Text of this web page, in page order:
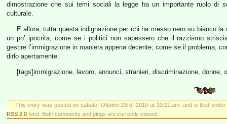
dimostrazione che sui temi sociali la legge ha un importante ruolo di
culturale.
E allora, tutta questa indignazione per chi ha messo nero su bianco
un po’ ipocrita; come se i politici non sapessero che il razzismo
gestire l’immigrazione in maniera appena decente; come se il problema,
dirlo apertamente.
[tags]immigrazione, lavoro, annunci, stranieri, discriminazione, donne,
This entry was posted on sabato, Ottobre 23rd, 2010 at 10:21 am, and is filed under
RSS 2.0 feed. Both comments and pings are currently closed.